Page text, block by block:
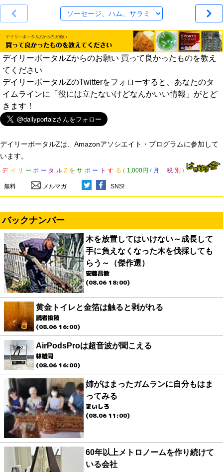
デイリーポータルZからのお願い 買って良かったものを教え
てください
デイリーポータルZのTwitterをフォローすると、あなたのタ
イムラインに「役には立たないけどなんかいい情報」がとど
きます！
デイリーポータルZは、Amazonアソシエイト・プログラムに参加して
います。
デ イ リ ー ポ ー タ ル Z を サ ポ ー ト す る ( 1,000円 / 月 税 別 )
無料 メルマガ SNS!
バックナンバー
木を放置してはいけない～成長して
手に負えなくなった木を伐採しても
らう～（傑作選）
安藤昌教
(08.06 18:00)
黄金トイレと金箔は触ると剥がれる
読者投稿
(08.06 16:00)
AirPodsProは超音波が聞こえる
林雄司
(08.06 16:00)
姉がはまったガムランに自分もはま
ってみる
まいしろ
(08.06 11:00)
60年以上メトロノームを作り続けて
いる会社